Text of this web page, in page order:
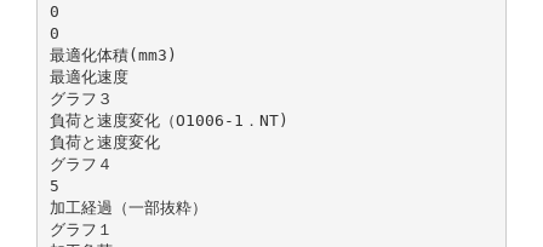
0
0
最適化体積(mm3)
最適化速度
グラフ３
負荷と速度変化（O1006-1．NT)
負荷と速度変化
グラフ４
5
加工経過（一部抜粋）
グラフ１